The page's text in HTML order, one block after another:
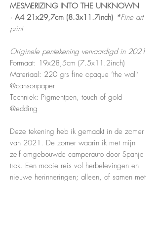
MESMERIZING INTO THE UNKNOWN
· A4 21x29,7cm (8.3x11.7inch) *Fine art
print
Originele pentekening vervaardigd in 2021
Formaat: 19x28,5cm (7.5x11.2inch)
Materiaal: 220 grs fine opaque ‘the wall’
@cansonpaper
Techniek: Pigmentpen, touch of gold
@edding
Deze tekening heb ik gemaakt in de zomer
van 2021. De zomer waarin ik met mijn
zelf omgebouwde camperauto door Spanje
trok. Een mooie reis vol herbelevingen en
nieuwe herinneringen; alleen, of samen met